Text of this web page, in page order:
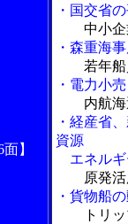
】
・国交省
中小
・森重海
若年
・電力小
内航
・経産省
資源
エネルギ
原発
・貨物船
トリ